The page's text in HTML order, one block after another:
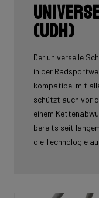
(UDH)
Der universelle
in der
kompatibel mit
schützt auch vor
einem
bereits seit
die Technologie